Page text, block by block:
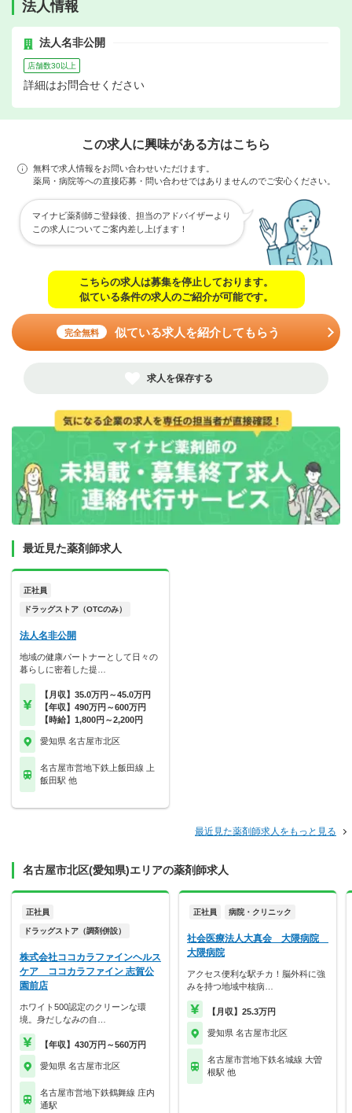
法人情報
法人名非公開
店舗数30以上
詳細はお問合せください
この求人に興味がある方はこちら
無料で求人情報をお問い合わせいただけます。
薬局・病院等への直接応募・問い合わせではありませんのでご安心ください。
マイナビ薬剤師ご登録後、担当のアドバイザーより
この求人についてご案内差し上げます！
こちらの求人は募集を停止しております。
似ている条件の求人のご紹介が可能です。
完全無料 似ている求人を紹介してもらう
求人を保存する
最近見た薬剤師求人
正社員
ドラッグストア（OTCのみ）
法人名非公開
地域の健康パートナーとして日々の
暮らしに密着した提…
【月収】35.0万円～45.0万円
【年収】490万円～600万円
【時給】1,800円～2,200円
愛知県 名古屋市北区
名古屋市営地下鉄上飯田線 上
飯田駅 他
最近見た薬剤師求人をもっと見る
名古屋市北区(愛知県)エリアの薬剤師求人
正社員
ドラッグストア（調剤併設）
株式会社ココカラファインヘルス
ケア ココカラファイン 志賀公
園前店
ホワイト500認定のクリーンな環
境。身だしなみの自…
【年収】430万円～560万円
愛知県 名古屋市北区
名古屋市営地下鉄鶴舞線 庄内
通駅
正社員 病院・クリニック
社会医療法人大真会 大隈病院
大隈病院
アクセス便利な駅チカ！脳外科に強
みを持つ地域中核病…
【月収】25.3万円
愛知県 名古屋市北区
名古屋市営地下鉄名城線 大曽
根駅 他